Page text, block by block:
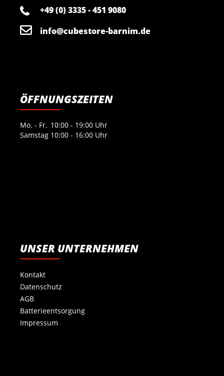
+49 (0) 3335 - 451 9080
info@cubestore-barnim.de
ÖFFNUNGSZEITEN
Mo. - Fr. 10:00 - 19:00 Uhr
Samstag 10:00 - 16:00 Uhr
UNSER UNTERNEHMEN
Kontakt
Datenschutz
AGB
Batterieentsorgung
Impressum